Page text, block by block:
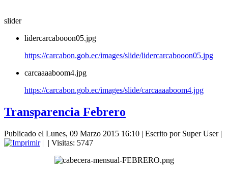
slider
lidercarcabooon05.jpg
https://carcabon.gob.ec/images/slide/lidercarcabooon05.jpg
carcaaaaboom4.jpg
https://carcabon.gob.ec/images/slide/carcaaaaboom4.jpg
Transparencia Febrero
Publicado el Lunes, 09 Marzo 2015 16:10 | Escrito por Super User|
| | Visitas: 5747